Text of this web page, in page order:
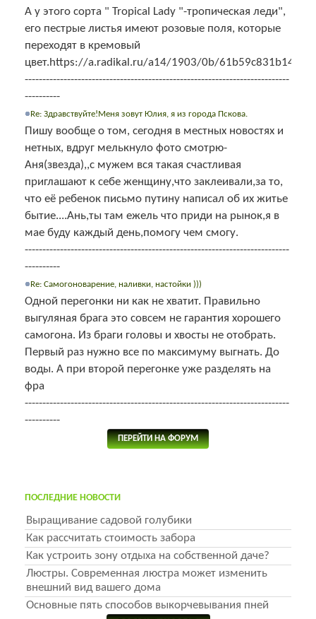
А у этого сорта " Tropical Lady "-тропическая леди",
его пестрые листья имеют розовые поля, которые
переходят в кремовый
цвет.https://a.radikal.ru/a14/1903/0b/
---------------------------------------------------------------------------
----------
Re: Здравствуйте!Меня зовут Юлия, я из города Пскова.
Пишу вообще о том, сегодня в местных новостях и
нетных, вдруг мелькнуло фото смотрю-
Аня(звезда),,с мужем вся такая счастливая
приглашают к себе женщину,что заклеивали,за то,
что её ребенок письмо путину написал об их житье
бытие....Ань,ты там ежель что приди на рынок,я в
мае буду каждый день,помогу чем смогу.
---------------------------------------------------------------------------
----------
Re: Самогоноварение, наливки, настойки )))
Одной перегонки ни как не хватит. Правильно
выгуляная брага это совсем не гарантия хорошего
самогона. Из браги головы и хвосты не отобрать.
Первый раз нужно все по максимуму выгнать. До
воды. А при второй перегонке уже разделять на
фра
---------------------------------------------------------------------------
----------
ПЕРЕЙТИ НА ФОРУМ
ПОСЛЕДНИЕ НОВОСТИ
Выращивание садовой голубики
Как рассчитать стоимость забора
Как устроить зону отдыха на собственной даче?
Люстры. Современная люстра может изменить
внешний вид вашего дома
Основные пять способов выкорчевывания пней